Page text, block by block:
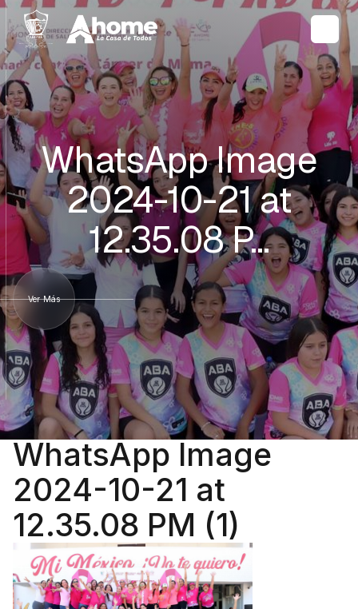
WhatsApp Image
2024-10-21 at
12.35.08 P…
Ver Más
WhatsApp Image
2024-10-21 at
12.35.08 PM (1)